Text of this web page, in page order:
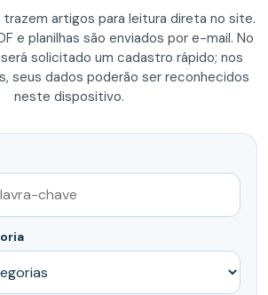
artigos para leitura direta no site.
e planilhas são enviados por e-mail. No
solicitado um cadastro rápido; nos
seus dados poderão ser reconhecidos
neste dispositivo.